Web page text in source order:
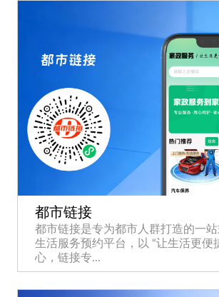
都市链接
都市链接是专为都市人群打造的一
生活服务预约平台，以 “让生活更便
心，链接专...